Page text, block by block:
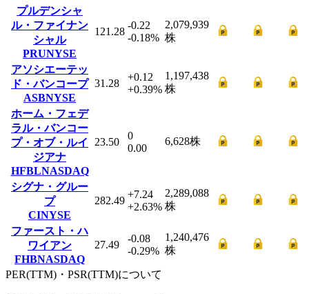
プルデンシャ
ル・ファイナン
シャル
PRUNYSE
121.28
-0.22
-0.18%
2,079,939
株
アソシエーテッ
ド・バンコープ
ASBNYSE
31.28
+0.12
+0.39%
1,197,438
株
ホーム・フェデ
ラル・バンコー
プ・オブ・ルイ
ジアナ
HFBLNASDAQ
23.50
0
0.00
6,628株
シグナ・グルー
プ
CINYSE
282.49
+7.24
+2.63%
2,289,088
株
ファースト・ハ
ワイアン
FHBNASDAQ
27.49
-0.08
-0.29%
1,240,476
株
PER(TTM)・PSR(TTM)について